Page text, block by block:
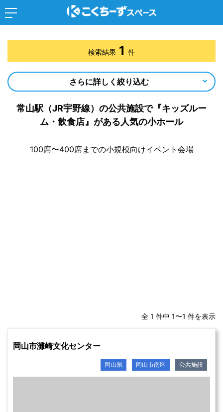
常山駅（JR宇野線）の公共施設で『キッズルー
ム・飲食店』がある人気の小ホール
100席〜400席までの小規模向けイベント会場
全 1 件中 1〜1 件を表示
岡山市灘崎文化センター
岡山県 岡山市南区 公共施設
検索結果 1 件
さらに詳しく絞り込む